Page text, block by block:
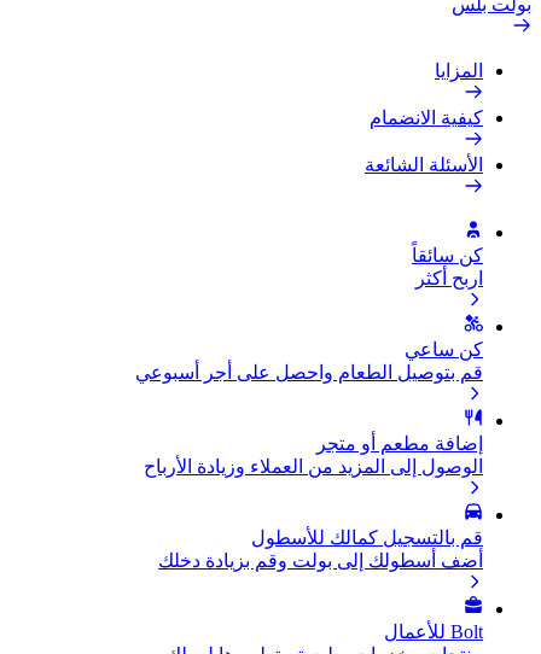
بولت بلس
المزايا
كيفية الانضمام
الأسئلة الشائعة
كن سائقاً
اربح أكثر
كن ساعي
قم بتوصيل الطعام واحصل على أجر أسبوعي
إضافة مطعم أو متجر
الوصول إلى المزيد من العملاء وزيادة الأرباح
قم بالتسجيل كمالك للأسطول
أضف أسطولك إلى بولت وقم بزيادة دخلك
Bolt للأعمال